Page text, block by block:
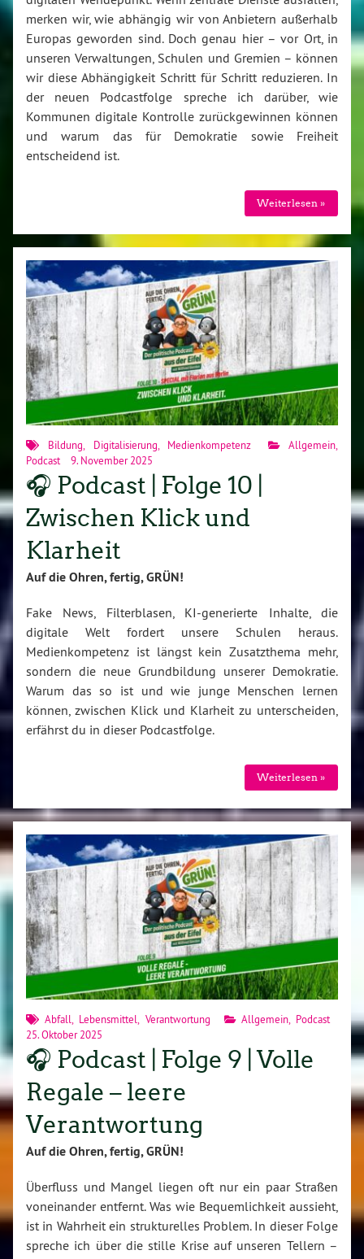
merken wir, wie abhängig wir von Anbietern außerhalb
Europas geworden sind. Doch genau hier – vor Ort, in
unseren Verwaltungen, Schulen und Gremien – können
wir diese Abhängigkeit Schritt für Schritt reduzieren. In
der neuen Podcastfolge spreche ich darüber, wie
Kommunen digitale Kontrolle zurückgewinnen können
und warum das für Demokratie sowie Freiheit
entscheidend ist.
Weiterlesen »
Bildung Digitalisierung Medienkompetenz Allgemein
Podcast
9. November 2025
🎧 Podcast | Folge 10 |
Zwischen Klick und
Klarheit
Auf die Ohren, fertig, GRÜN!
Fake News, Filterblasen, KI-generierte Inhalte, die
digitale Welt fordert unsere Schulen heraus.
Medienkompetenz ist längst kein Zusatzthema mehr,
sondern die neue Grundbildung unserer Demokratie.
Warum das so ist und wie junge Menschen lernen
können, zwischen Klick und Klarheit zu unterscheiden,
erfährst du in dieser Podcastfolge.
Weiterlesen »
Abfall Lebensmittel Verantwortung Allgemein, Podcast
25. Oktober 2025
🎧 Podcast | Folge 9 | Volle
Regale – leere
Verantwortung
Auf die Ohren, fertig, GRÜN!
Überfluss und Mangel liegen oft nur ein paar Straßen
voneinander entfernt. Was wie Bequemlichkeit aussieht,
ist in Wahrheit ein strukturelles Problem. In dieser Folge
spreche ich über die stille Krise auf unseren Tellern –